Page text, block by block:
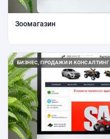
Зоомагазин
БИЗНЕС, ПРОДАЖИ И КОНСАЛТИНГ